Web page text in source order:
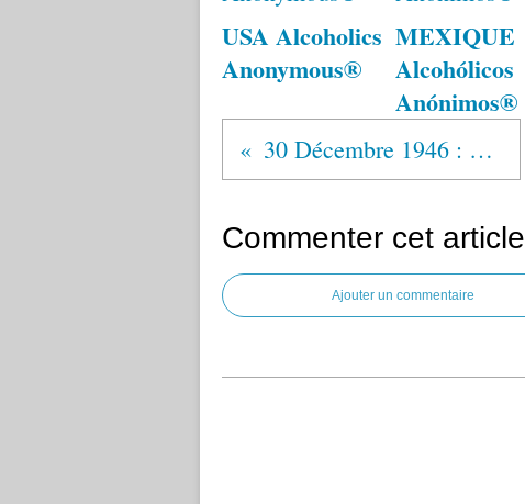
USA Alcoholics
Anonymous®
MEXIQUE
Alcohólicos
Anónimos®
30 Décembre 1946 : Rockefeller remercie Bill W.
Commenter cet article
Ajouter un commentaire